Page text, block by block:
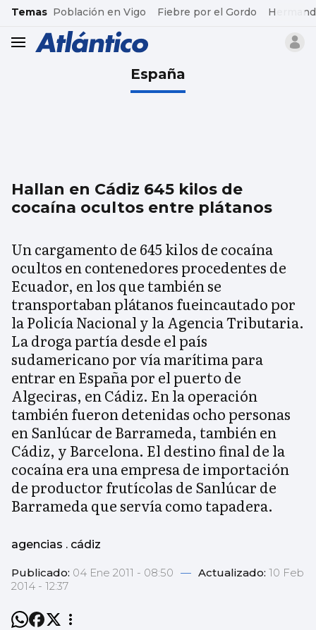
common.go-to-content
Temas Población en Vigo Fiebre por el Gordo
header.menu.open
España
Hallan en Cádiz 645 kilos de
cocaína ocultos entre plátanos
Un cargamento de 645 kilos de cocaína
ocultos en contenedores procedentes de
Ecuador, en los que también se
transportaban plátanos fueincautado por
la Policía Nacional y la Agencia Tributaria.
La droga partía desde el país
sudamericano por vía marítima para
entrar en España por el puerto de
Algeciras, en Cádiz. En la operación
también fueron detenidas ocho personas
en Sanlúcar de Barrameda, también en
Cádiz, y Barcelona. El destino final de la
cocaína era una empresa de importación
de productor frutícolas de Sanlúcar de
Barrameda que servía como tapadera.
agencias . cádiz
Publicado: 04 Ene 2011 - 08:50 — Actualizado: 10 Feb
2014 - 12:37